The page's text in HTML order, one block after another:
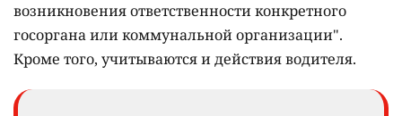
возникновения ответственности конкретного
госоргана или коммунальной организации".
Кроме того, учитываются и действия водителя.